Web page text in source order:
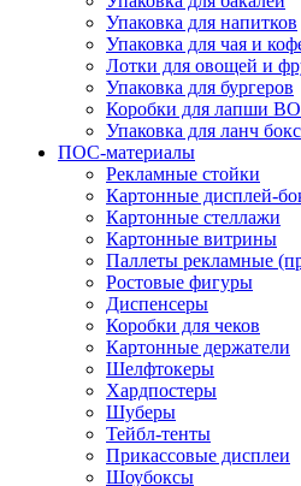
Упаковка для напитков
Упаковка для чая и
Лотки для овощей и
Упаковка для бургеров
Коробки для лапши
Упаковка для ланч
ПОС-материалы
Рекламные стойки
Картонные дисплей-
Картонные стеллажи
Картонные витрины
Паллеты рекламные
Ростовые фигуры
Диспенсеры
Коробки для чеков
Картонные держатели
Шелфтокеры
Хардпостеры
Шуберы
Тейбл-тенты
Прикассовые дисплеи
Шоубоксы